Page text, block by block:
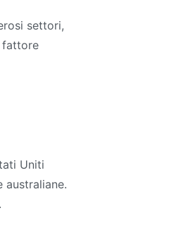
settori,
fattore
Uniti
australiane.